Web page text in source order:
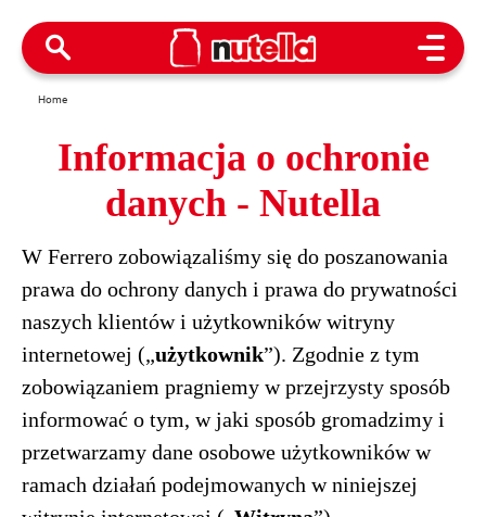
Open
Home
Informacja o ochronie
danych - Nutella
W Ferrero zobowiązaliśmy się do poszanowania
prawa do ochrony danych i prawa do prywatności
naszych klientów i użytkowników witryny
internetowej („użytkownik”). Zgodnie z tym
zobowiązaniem pragniemy w przejrzysty sposób
informować o tym, w jaki sposób gromadzimy i
przetwarzamy dane osobowe użytkowników w
ramach działań podejmowanych w niniejszej